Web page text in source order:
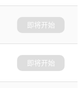
即将开始
即将开始